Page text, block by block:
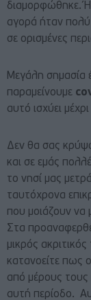
διαμορφώθηκε.
αγορά ήταν
σε ορισμένες
Μεγάλη σημασία
παραμείνουμε
αυτό ισχύει
Δεν θα σας
και σε εμάς
το νησί μας
ταυτόχρονα
που μοιάζουν
Στα
μικρός
κατανοείτε πως
από μέρους τους
αυτή περίοδο.